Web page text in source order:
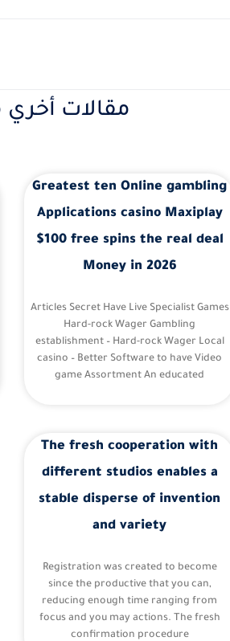
مقالات أخري
Greatest ten Online gambling
Applications casino Maxiplay
$100 free spins the real deal
Money in 2026
Articles Secret Have Live Specialist Games
Hard-rock Wager Gambling
establishment – Hard-rock Wager Local
casino – Better Software to have Video
game Assortment An educated
The fresh cooperation with
different studios enables a
stable disperse of invention
and variety
Registration was created to become
since the productive that you can,
reducing enough time ranging from
focus and you may actions. The fresh
confirmation procedure